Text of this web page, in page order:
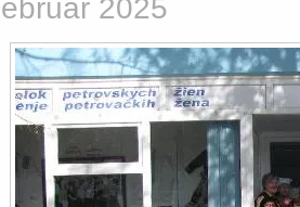
2025